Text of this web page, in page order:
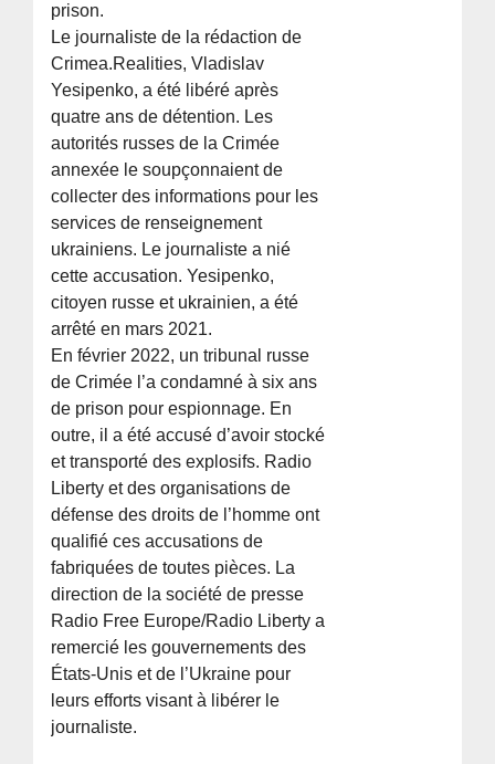
prison.
Le journaliste de la rédaction de
Crimea.Realities, Vladislav
Yesipenko, a été libéré après
quatre ans de détention. Les
autorités russes de la Crimée
annexée le soupçonnaient de
collecter des informations pour les
services de renseignement
ukrainiens. Le journaliste a nié
cette accusation. Yesipenko,
citoyen russe et ukrainien, a été
arrêté en mars 2021.
En février 2022, un tribunal russe
de Crimée l’a condamné à six ans
de prison pour espionnage. En
outre, il a été accusé d’avoir stocké
et transporté des explosifs. Radio
Liberty et des organisations de
défense des droits de l’homme ont
qualifié ces accusations de
fabriquées de toutes pièces. La
direction de la société de presse
Radio Free Europe/Radio Liberty a
remercié les gouvernements des
États-Unis et de l’Ukraine pour
leurs efforts visant à libérer le
journaliste.